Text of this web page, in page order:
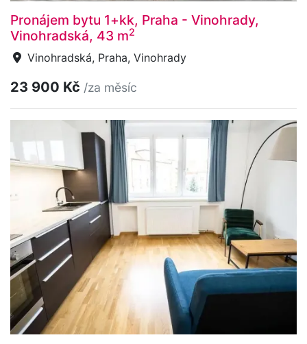
Pronájem bytu 1+kk, Praha - Vinohrady,
Vinohradská, 43 m2
Vinohradská, Praha, Vinohrady
23 900 Kč /za měsíc